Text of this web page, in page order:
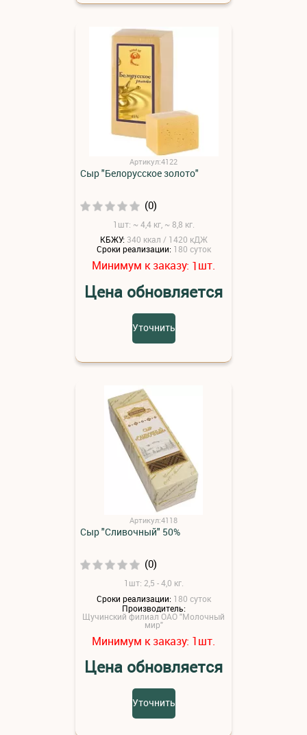
Артикул:4122
Сыр "Белорусское золото"
(0)
1шт: ~ 4,4 кг, ~ 8,8 кг.
КБЖУ: 340 ккал / 1420 кДЖ
Сроки реализации: 180 суток
Минимум к заказу: 1шт.
Цена обновляется
Уточнить
Артикул:4118
Сыр "Сливочный" 50%
(0)
1шт: 2,5 - 4,0 кг.
Сроки реализации: 180 суток
Производитель:
Щучинский филиал ОАО "Молочный
мир"
Минимум к заказу: 1шт.
Цена обновляется
Уточнить